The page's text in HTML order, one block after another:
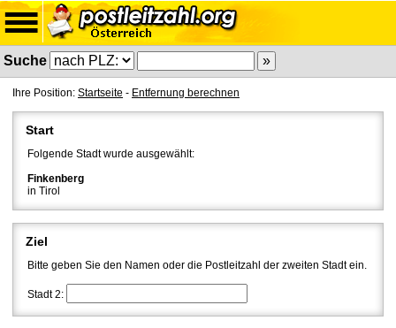
Suche
Ihre Position: Startseite - Entfernung berechnen
Start
Folgende Stadt wurde ausgewählt:
Finkenberg
in Tirol
Ziel
Bitte geben Sie den Namen oder die Postleitzahl der zweiten Stadt ein.
Stadt 2: